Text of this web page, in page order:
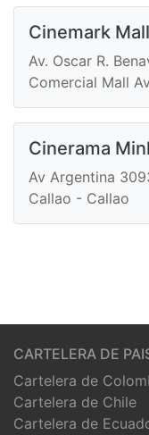
Cinemark
Av. Oscar R.
Comercial Mall
Cinerama
Av Argentina
Callao - Callao
CARTELERA DE
Cartelera de
Cartelera de Chile
Cartelera de